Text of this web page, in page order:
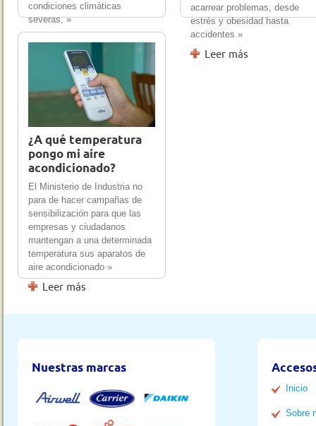
condiciones climáticas
severas, »
acarrear problemas, desde
estrés y obesidad hasta
accidentes »
Leer más
0
¿A qué temperatura
pongo mi aire
acondicionado?
El Ministerio de Industria no
para de hacer campañas de
sensibilización para que las
empresas y ciudadanos
mantengan a una determinada
temperatura sus aparatos de
aire acondicionado »
Leer más
Nuestras marcas
Inicio
Sobre